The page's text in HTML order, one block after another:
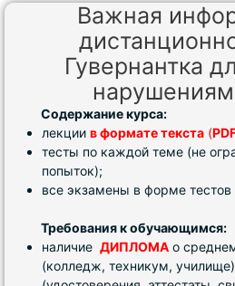
Важная
Гувернантка
Содержание курса:
лекции в формате текста (
тесты по каждой теме (не
попыток);
все экзамены в форме
Требования к обучающимся:
наличие ДИПЛОМА о
(колледж, техникум,